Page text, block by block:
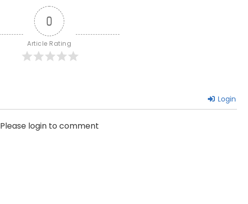
0
Article Rating
Login
Please login to comment